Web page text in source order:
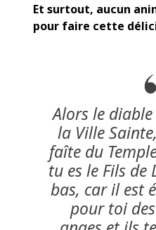
Et surtout, aucun
pour faire cette
Alors le diable
la Ville
faîte du
tu es le Fils de
bas, car il est
pour toi